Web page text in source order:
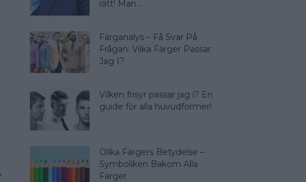
rätt! Man...
Färganalys – Få Svar På
Frågan: Vilka Färger Passar
Jag I?
Vilken frisyr passar jag i? En
guide för alla huvudformer!
Olika Färgers Betydelse –
Symboliken Bakom Alla
Färger